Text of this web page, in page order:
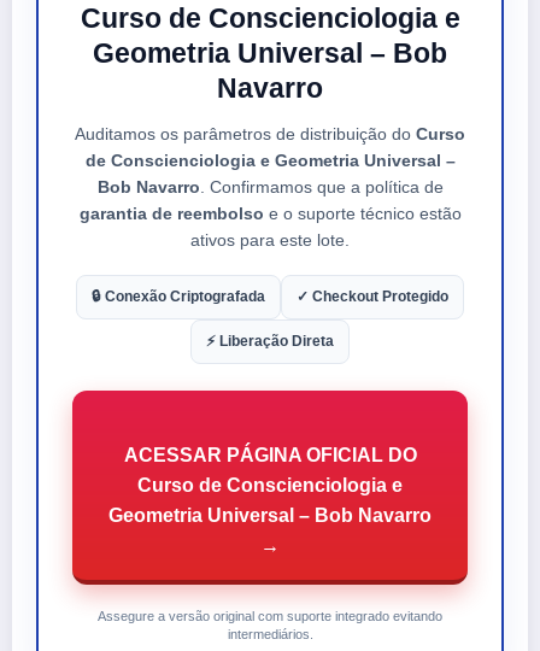
Curso de Conscienciologia e
Geometria Universal – Bob
Navarro
Auditamos os parâmetros de distribuição do Curso
de Conscienciologia e Geometria Universal –
Bob Navarro . Confirmamos que a política de
garantia de reembolso e o suporte técnico estão
ativos para este lote.
🔒 Conexão Criptografada ✓ Checkout Protegido
⚡ Liberação Direta
ACESSAR PÁGINA OFICIAL DO
Curso de Conscienciologia e
Geometria Universal – Bob Navarro
→
Assegure a versão original com suporte integrado evitando
intermediários.